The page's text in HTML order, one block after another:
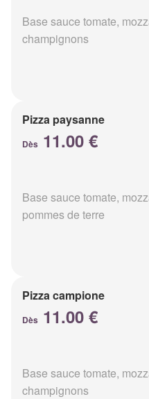
Base sauce tomate,
champignons
Pizza paysanne
Dès 11.00 €
Base sauce tomate,
pommes de terre
Pizza campione
Dès 11.00 €
Base sauce tomate,
champignons